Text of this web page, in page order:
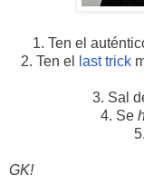
1. Ten el
2. Ten el
last trick
3. Sal
4. Se
GK!